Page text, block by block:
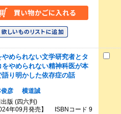
やめられない文学研究者とタ
をやめられない精神科医が本
語り明かした依存症の話
彦
横道誠
版 (四六判)
年09月発売】 ISBNコード 9